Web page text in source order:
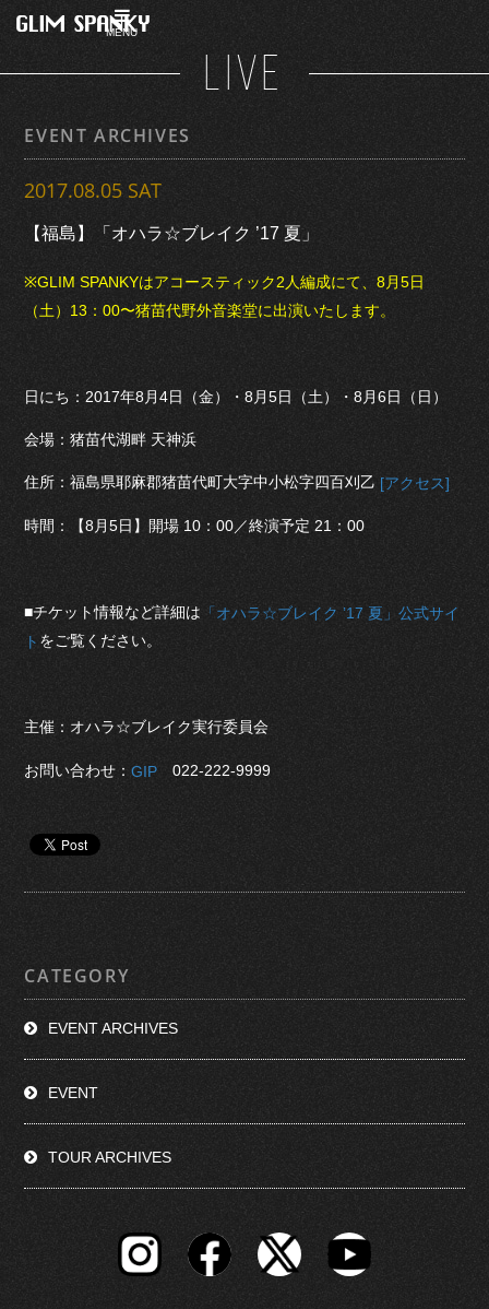
MENU
LIVE
EVENT ARCHIVES
2017.08.05 SAT
【福島】「オハラ☆ブレイク ’17 夏」
※GLIM SPANKYはアコースティック2人編成にて、8月5日
（土）13：00〜猪苗代野外音楽堂に出演いたします。
日にち：2017年8月4日（金）・8月5日（土）・8月6日（日）
会場：猪苗代湖畔 天神浜
住所：福島県耶麻郡猪苗代町大字中小松字四百刈乙 [アクセス]
時間：【8月5日】開場 10：00／終演予定 21：00
■チケット情報など詳細は 「オハラ☆ブレイク ’17 夏」公式サイ
ト をご覧ください。
主催：オハラ☆ブレイク実行委員会
お問い合わせ：GIP 022-222-9999
CATEGORY
EVENT ARCHIVES
EVENT
TOUR ARCHIVES